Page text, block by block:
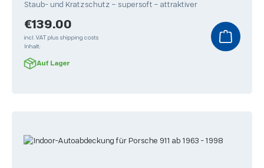
Staub- und Kratzschutz – supersoft – attraktiver
Regular price:
€139.00
incl. VAT plus shipping costs
Inhalt:
Auf Lager